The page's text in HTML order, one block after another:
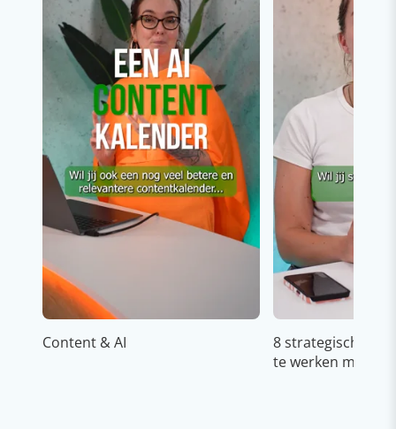
Content & AI
8 strategische
te werken met